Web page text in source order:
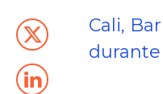
Cali,
durante